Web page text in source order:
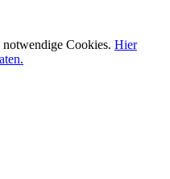
Cookies. Hier